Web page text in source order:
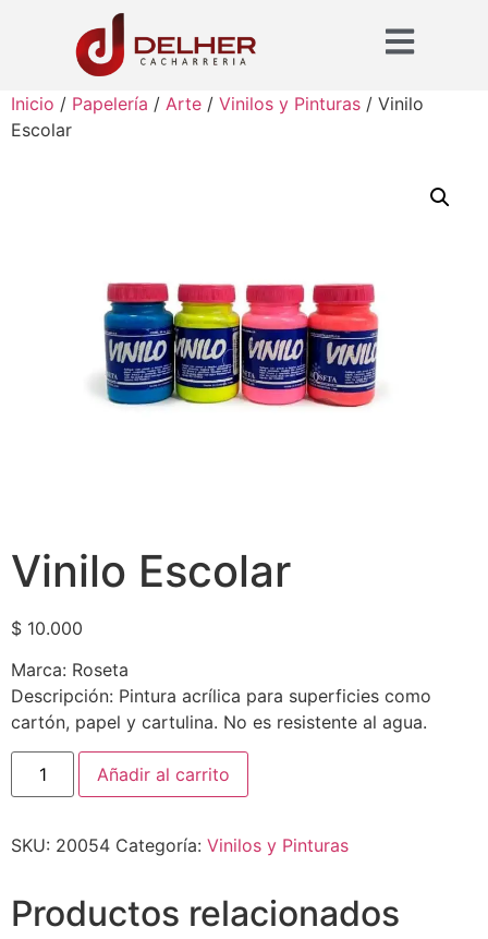
Inicio / Papelería / Arte / Vinilos y Pinturas / Vinilo
Escolar
Vinilo Escolar
$ 10.000
Marca: Roseta
Descripción: Pintura acrílica para superficies como
cartón, papel y cartulina. No es resistente al agua.
Añadir al carrito
SKU: 20054 Categoría: Vinilos y Pinturas
Productos relacionados